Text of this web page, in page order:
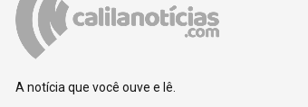
A notícia que você ouve e lê.